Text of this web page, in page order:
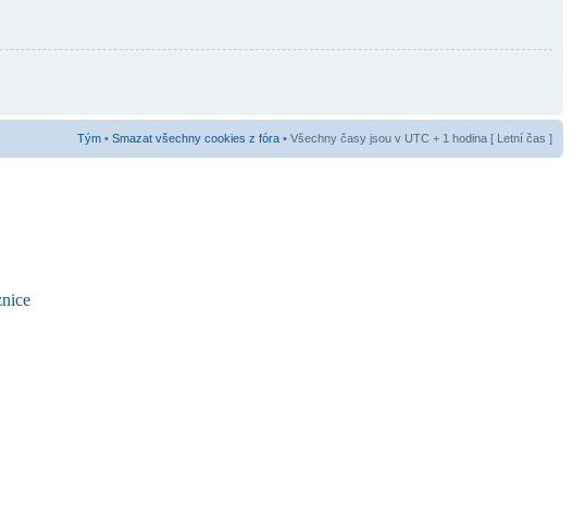
Tým • Smazat všechny cookies z fóra • Všechny časy jsou v UTC + 1 hodina [ Letní čas ]